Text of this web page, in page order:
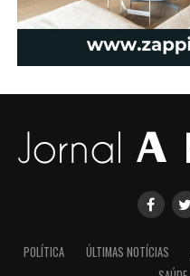
POLÍTICA ÚLTIMAS NOTÍCIAS